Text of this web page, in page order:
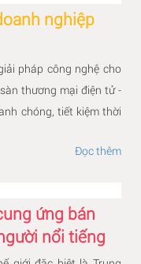
nghiệp
pháp công nghệ cho
thương mại điện tử -
chóng, tiết kiệm thời
Đọc thêm
ứng bán
nổi tiếng